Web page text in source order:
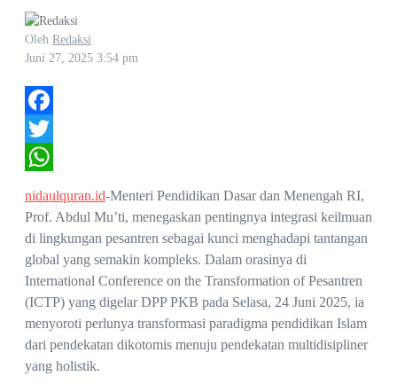
Oleh Redaksi
Juni 27, 2025 3:54 pm
Facebook
Twitter
nidaulquran.id-Menteri Pendidikan Dasar dan Menengah RI,
Prof. Abdul Mu’ti, menegaskan pentingnya integrasi keilmuan
di lingkungan pesantren sebagai kunci menghadapi tantangan
global yang semakin kompleks. Dalam orasinya di
International Conference on the Transformation of Pesantren
(ICTP) yang digelar DPP PKB pada Selasa, 24 Juni 2025, ia
menyoroti perlunya transformasi paradigma pendidikan Islam
dari pendekatan dikotomis menuju pendekatan multidisipliner
yang holistik.